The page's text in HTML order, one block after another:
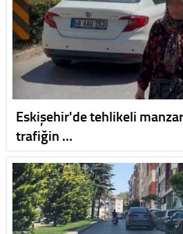
Eskişehir'de tehlikeli
trafiğin …